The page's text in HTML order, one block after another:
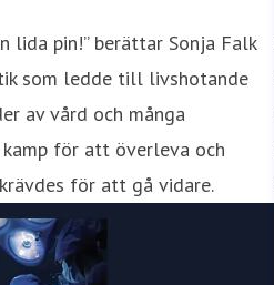
lida pin!” berättar Sonja Falk
som ledde till livshotande
av vård och många
för att överleva och
för att gå vidare.